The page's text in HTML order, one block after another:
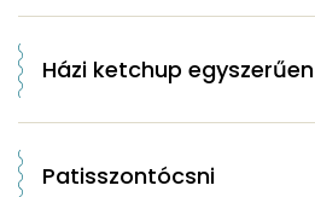
Házi ketchup egyszerűen
Patisszontócsni